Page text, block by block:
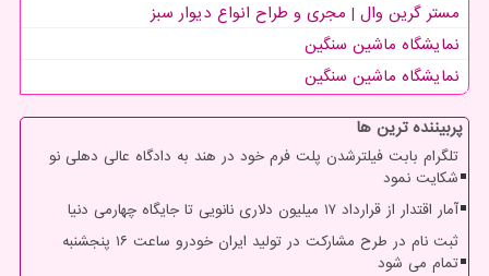
مستر گرین وال | مجری و طراح انواع دیوار سبز
نمایشگاه ماشین سنگین
نمایشگاه ماشین سنگین
پربیننده ترین ها
تلگرام بابت فیلترشدن پلت فرم خود در هند به دادگاه عالی دهلی نو
شکایت نمود
آمار اقتدار از قرارداد ۱۷ میلیون دلاری نانویی تا جایگاه چهارمی دنیا
ثبت نام در طرح مشارکت در تولید ایران خودرو ساعت ۱۶ پنجشنبه
تمام می شود